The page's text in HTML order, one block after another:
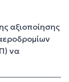
αξιοποίησης
να